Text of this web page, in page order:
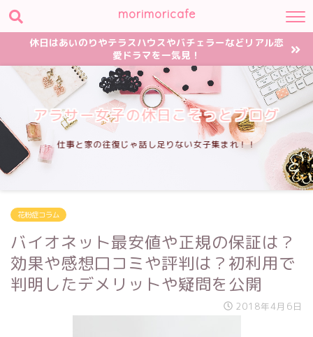
morimoricafe
休日はあいのりやテラスハウスやバチェラーなどリアル恋
愛ドラマを一気見！
アラサー女子の休日こそっとブログ
仕事と家の往復じゃ話し足りない女子集まれ！！
花粉症コラム
バイオネット最安値や正規の保証は？
効果や感想口コミや評判は？初利用で
判明したデメリットや疑問を公開
2018年4月6日